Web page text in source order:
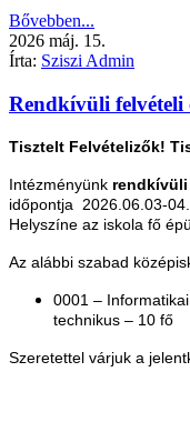
Bővebben...
2026 máj. 15.
Írta: Sziszi Admin
Rendkívüli felvételi
Tisztelt Felvételizők!
Intézményünk
időpontja 2026.06.03-
Helyszíne az iskola fő
Az alábbi szabad
0001 –
technikus – 10 fő
Szeretettel várjuk a